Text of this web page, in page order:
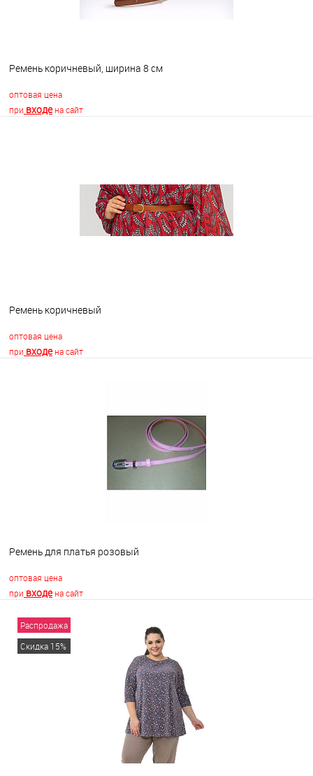
Ремень коричневый, ширина 8 см
оптовая цена
при входена сайт
В наличии
Ремень коричневый
оптовая цена
при входена сайт
Недоступно
Ремень для платья розовый
оптовая цена
при входена сайт
В корзину
Распродажа
Скидка 15%